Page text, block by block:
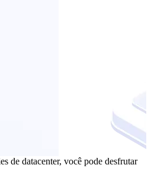
de datacenter, você pode desfrutar